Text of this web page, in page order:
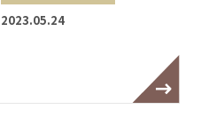
2023.05.24